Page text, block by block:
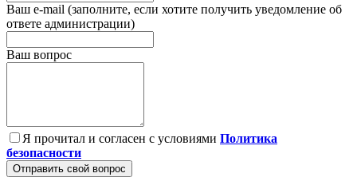
Ваш e-mail (заполните, если хотите получить уведомление об
ответе администрации)
Ваш вопрос
Я прочитал и согласен с условиями Политика
безопасности
Отправить свой вопрос